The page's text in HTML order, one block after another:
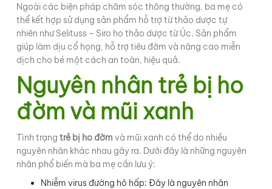
Ngoài các biện pháp chăm sóc thông thường, ba mẹ có
thể kết hợp sử dụng sản phẩm hỗ trợ từ thảo dược tự
nhiên như Selituss – Siro ho thảo dược từ Úc. Sản phẩm
giúp làm dịu cổ họng, hỗ trợ tiêu đờm và nâng cao miễn
dịch cho bé một cách an toàn, hiệu quả.
Nguyên nhân trẻ bị ho
đờm và mũi xanh
Tình trạngtrẻ bị ho đờm và mũi xanh có thể do nhiều
nguyên nhân khác nhau gây ra. Dưới đây là những nguyên
nhân phổ biến mà ba mẹ cần lưu ý:
Nhiễm virus đường hô hấp: Đây là nguyên nhân